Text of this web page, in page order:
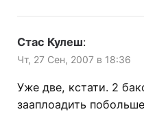
Стас Кулеш:
Чт, 27 Сен, 2007 в 18:36
Уже две, кстати. 2
зааплоадить